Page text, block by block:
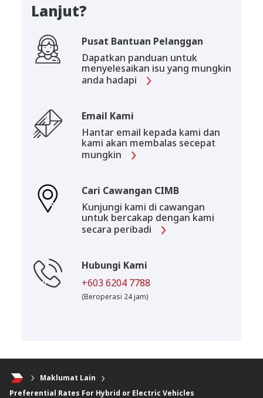
Lanjut?
Pusat Bantuan Pelanggan
Dapatkan panduan untuk
menyelesaikan isu yang mungkin
anda hadapi
Email Kami
Hantar email kepada kami dan
kami akan membalas secepat
mungkin
Cari Cawangan CIMB
Kunjungi kami di cawangan
untuk bercakap dengan kami
secara peribadi
Hubungi Kami
+603 6204 7788
(Beroperasi 24 jam)
Maklumat Lain
Preferential Rates For Hybrid or Electric Vehicles